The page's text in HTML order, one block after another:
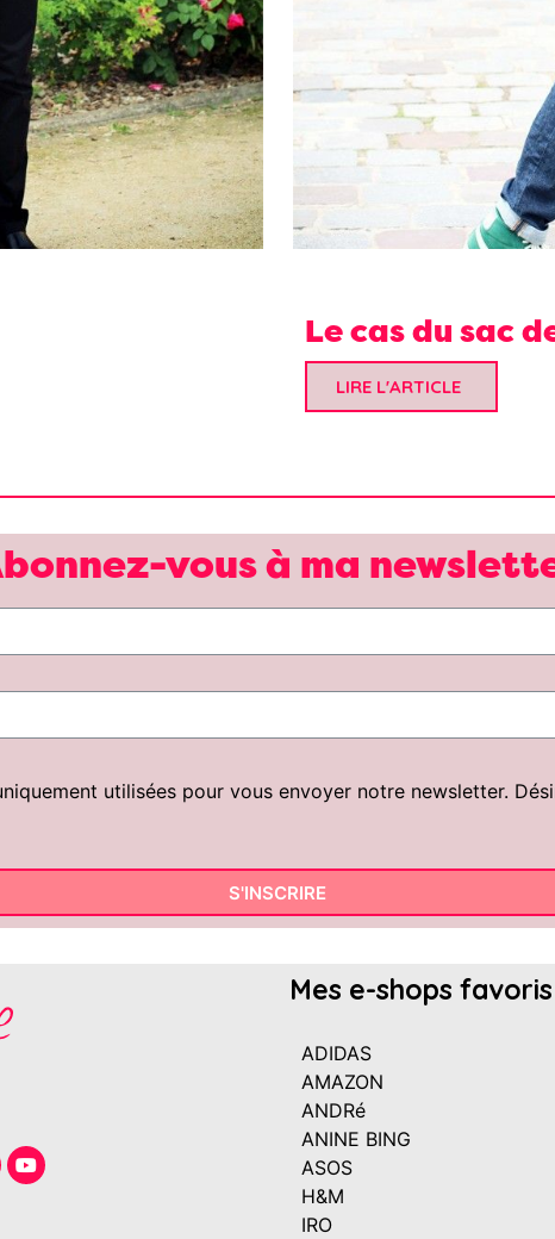
Le cas du sac
LIRE L'ARTICLE
vous à ma
utilisées pour vous envoyer notre newsletter.
S'INSCRIRE
Mes e-shops favoris
ADIDAS
AMAZON
ANDRé
ANINE BING
ASOS
H&M
IRO